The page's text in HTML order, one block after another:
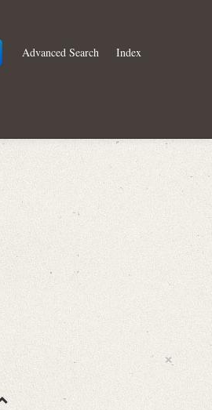
Advanced Search Index
×